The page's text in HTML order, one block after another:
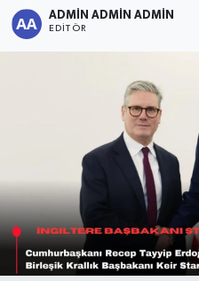
ADMİN ADMİN ADMİN
EDITÖR
Gündem
Siyaset
Spor
Türkiye